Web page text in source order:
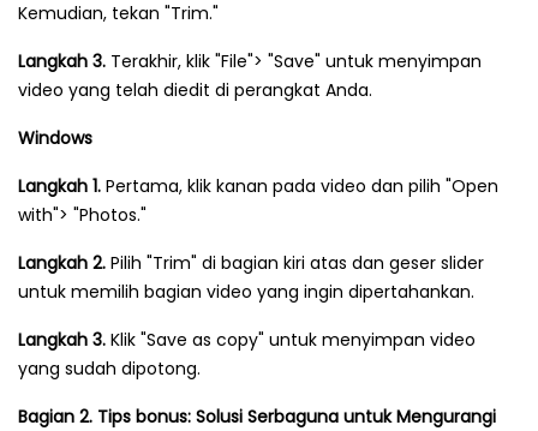
Kemudian, tekan "Trim."
Langkah 3. Terakhir, klik "File"> "Save" untuk menyimpan
video yang telah diedit di perangkat Anda.
Windows
Langkah 1. Pertama, klik kanan pada video dan pilih "Open
with"> "Photos."
Langkah 2. Pilih "Trim" di bagian kiri atas dan geser slider
untuk memilih bagian video yang ingin dipertahankan.
Langkah 3. Klik "Save as copy" untuk menyimpan video
yang sudah dipotong.
Bagian 2. Tips bonus: Solusi Serbaguna untuk Mengurangi